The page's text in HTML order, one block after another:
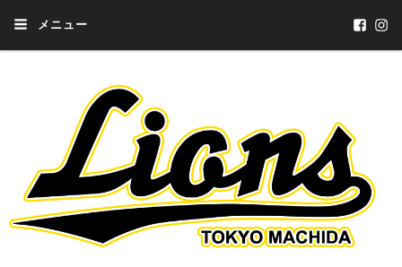
メニュー